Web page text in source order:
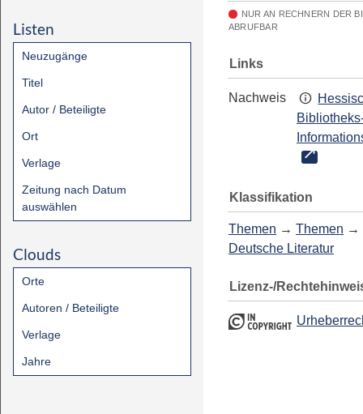
Listen
Neuzugänge
Titel
Autor / Beteiligte
Ort
Verlage
Zeitung nach Datum
auswählen
Clouds
Orte
Autoren / Beteiligte
Verlage
Jahre
NUR AN RECHNERN DER
ABRUFBAR
Links
Nachweis
Klassifikation
Themen → Themen →
Deutsche Literatur
Lizenz-/